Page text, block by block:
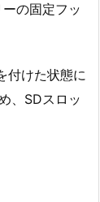
の固定フッ
付けた状態に
、SDスロッ